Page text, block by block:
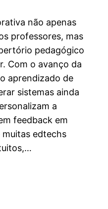
não apenas
professores, mas
pedagógico
Com o avanço da
aprendizado de
sistemas ainda
a
feedback em
edtechs